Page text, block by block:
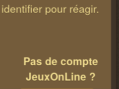
pour réagir.
Pas de compte
JeuxOnLine ?